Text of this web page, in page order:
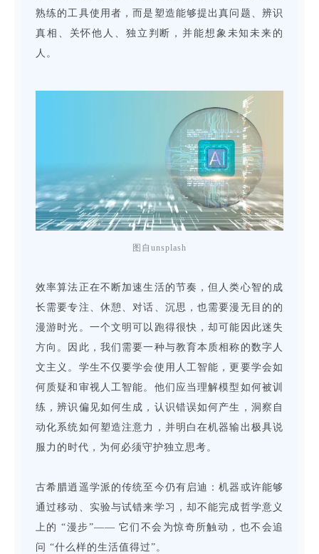
熟练的工具使用者，而是塑造能够提出真问题、辨识
真相、关怀他人、独立判断，并能想象未知未来的
人。
图自unsplash
效率算法正在不断加速生活的节奏，但人类心智的成
长需要专注、休憩、对话、沉思，也需要漫无目的的
漫游时光。一个文明可以跑得很快，却可能因此迷失
方向。因此，我们需要一种与教育本质相称的数字人
文主义。学生不仅要学会使用人工智能，更要学会如
何质疑和审视人工智能。他们应当理解模型如何被训
练，辨识偏见如何生成，认识错误如何产生，洞察自
动化系统如何塑造注意力，并明白在机器输出极具说
服力的时代，为何必须守护独立思考。
古希腊逍遥学派的传统至今仍有启迪：机器或许能够
通过移动、实验与试错来学习，却不能完成哲学意义
上的 “漫步”—— 它们不会为惊奇所触动，也不会追
问 “什么样的生活值得过”。